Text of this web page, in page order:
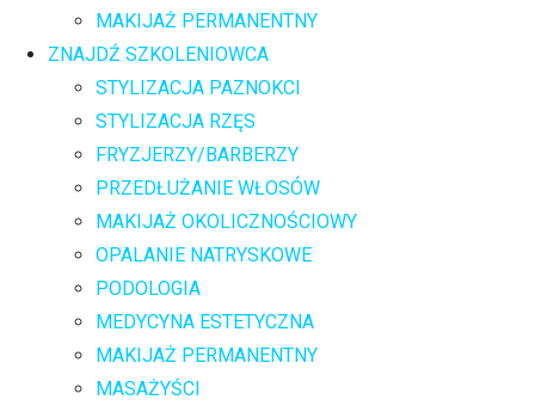
MAKIJAŻ PERMANENTNY
ZNAJDŹ SZKOLENIOWCA
STYLIZACJA PAZNOKCI
STYLIZACJA RZĘS
FRYZJERZY/BARBERZY
PRZEDŁUŻANIE WŁOSÓW
MAKIJAŻ OKOLICZNOŚCIOWY
OPALANIE NATRYSKOWE
PODOLOGIA
MEDYCYNA ESTETYCZNA
MAKIJAŻ PERMANENTNY
MASAŻYŚCI